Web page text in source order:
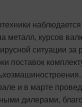
металл, курсов
ситуации за
поставок
и в марте
дилерами,